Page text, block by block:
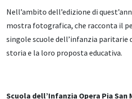
Nell’ambito dell’edizione di
mostra fotografica, che racconta il
singole scuole dell’infanzia paritarie
storia e la loro proposta educativa.
Scuola dell’Infanzia Opera Pia San